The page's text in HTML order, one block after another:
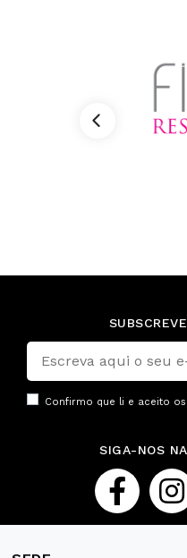
Confirmo que li e aceito os
SIGA-NOS